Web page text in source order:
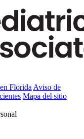
Florida Aviso de
Mapa del sitio